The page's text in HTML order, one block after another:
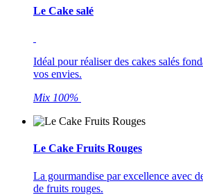
Le Cake salé
Idéal pour réaliser des cakes salés
vos envies.
Mix 100%
Le Cake Fruits Rouges
La gourmandise par excellence avec
de fruits rouges.